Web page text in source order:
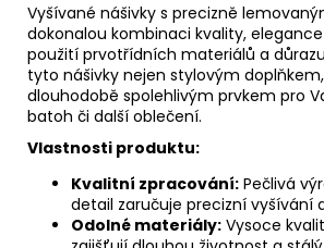
Vyšívané nášivky s precizně
dokonalou kombinaci kvality,
použití prvotřídních materiálů a
tyto nášivky nejen stylovým
dlouhodobě spolehlivým prvkem pro
batoh či další oblečení.
Vlastnosti produktu:
Kvalitní zpracování: Pečlivá
detail zaručuje precizní vyšívání
Odolné materiály: Vysoce